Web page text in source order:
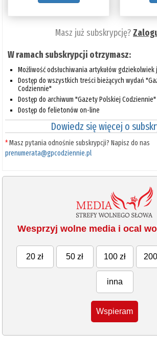
Masz już subskrypcję?
W ramach subskrypcji otrzymasz:
Możliwość odsłuchiwania artykułów gdziekolwiek
Dostęp do wszystkich treści bieżących wydań
Codziennie"
Dostęp do archiwum "Gazety Polskiej Codziennie"
Dostęp do felietonów on-line
Dowiedz się więcej o
*Masz pytania odnośnie subskrypcji? Napisz do nas
prenumerata@gpcodziennie.pl
Wesprzyj wolne media i ocal
20 zł 50 zł 100 zł
inna
Wspieram